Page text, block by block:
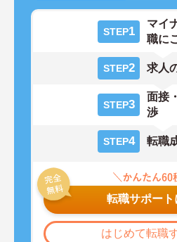
STEP1
マイ
職に
STEP2 求人
STEP3
面接
渉
STEP4 転職
転職サポート
はじめて転職